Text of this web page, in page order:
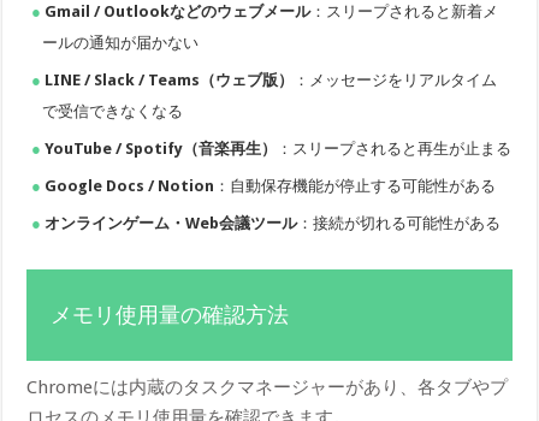
Gmail / Outlookなどのウェブメール：スリープされると新着メ
ールの通知が届かない
LINE / Slack / Teams（ウェブ版）
：メッセージをリアルタイム
で受信できなくなる
YouTube / Spotify（音楽再生） ：スリープされると再生が止まる
Google Docs / Notion ：自動保存機能が停止する可能性がある
オンラインゲーム・Web会議ツール：接続が切れる可能性がある
メモリ使用量の確認方法
Chromeには内蔵のタスクマネージャーがあり、各タブやプ